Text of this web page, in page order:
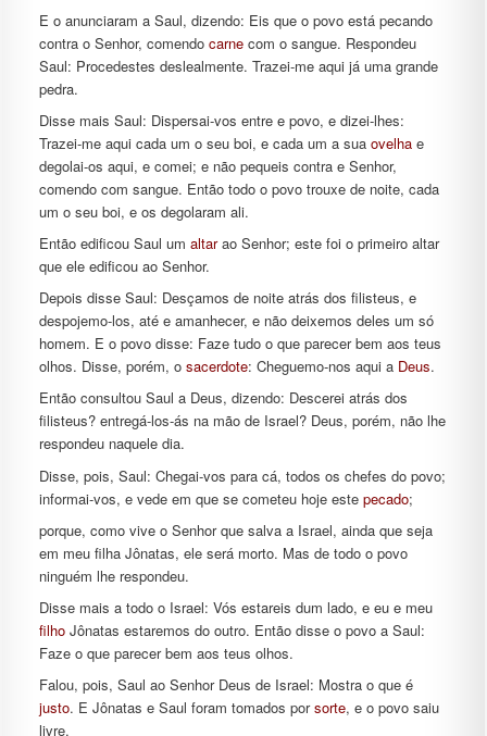
E o anunciaram a Saul, dizendo: Eis que o povo está pecando
contra o Senhor, comendo carnecom o sangue. Respondeu
Saul: Procedestes deslealmente. Trazei-me aqui já uma grande
pedra.
Disse mais Saul: Dispersai-vos entre e povo, e dizei-lhes:
Trazei-me aqui cada um o seu boi, e cada um a sua ovelhae
degolai-os aqui, e comei; e não pequeis contra e Senhor,
comendo com sangue. Então todo o povo trouxe de noite, cada
um o seu boi, e os degolaram ali.
Então edificou Saul um altarao Senhor; este foi o primeiro altar
que ele edificou ao Senhor.
Depois disse Saul: Desçamos de noite atrás dos filisteus, e
despojemo-los, até e amanhecer, e não deixemos deles um só
homem. E o povo disse: Faze tudo o que parecer bem aos teus
olhos. Disse, porém, o sacerdote: Cheguemo-nos aqui a Deus.
Então consultou Saul a Deus, dizendo: Descerei atrás dos
filisteus? entregá-los-ás na mão de Israel? Deus, porém, não lhe
respondeu naquele dia.
Disse, pois, Saul: Chegai-vos para cá, todos os chefes do povo;
informai-vos, e vede em que se cometeu hoje este pecado;
porque, como vive o Senhor que salva a Israel, ainda que seja
em meu filha Jônatas, ele será morto. Mas de todo o povo
ninguém lhe respondeu.
Disse mais a todo o Israel: Vós estareis dum lado, e eu e meu
filhoJônatas estaremos do outro. Então disse o povo a Saul:
Faze o que parecer bem aos teus olhos.
Falou, pois, Saul ao Senhor Deus de Israel: Mostra o que é
justo. E Jônatas e Saul foram tomados porsorte, e o povo saiu
livre.